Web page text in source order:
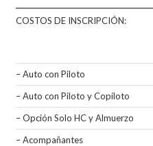
COSTOS DE INSCRIPCIÓN:
– Auto con Piloto
– Auto con Piloto y Copiloto
– Opción Solo HC y Almuerzo
– Acompañantes